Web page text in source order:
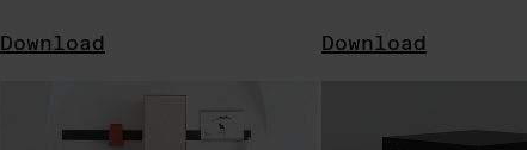
Download Download